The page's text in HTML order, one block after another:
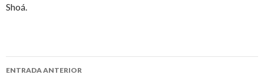
Shoá.
ENTRADA ANTERIOR